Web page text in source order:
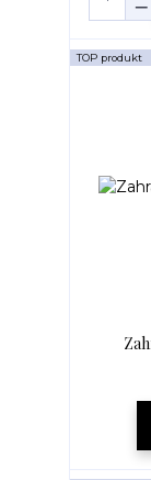
TOP produkt